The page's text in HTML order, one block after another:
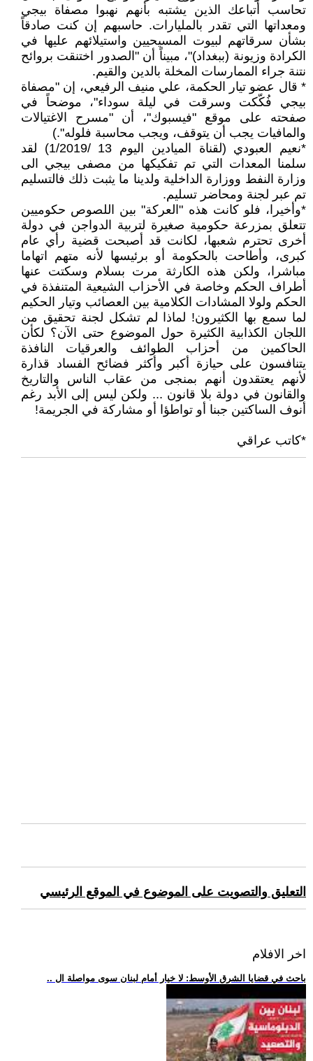
تحاسب أتباعك الذين يشتبه بأنهم نهبوا مصفاة بيجي
ومعداتها التي تقدر بالمليارات. حاسبهم إن كنت صادقاً
بشأن سرقاتهم لبيوت المسيحيين واستيلائهم عليها في
الكرادة وزيونة (ببغداد)"، مبيناً أن "الصدور اختنقت بروائح
نتنة جراء الممارسات المخلة بالدين والقيم.
* قال عضو تيار الحكمة، علي منيف الرفيعي، إن "مصفاة
بيجي فُكّكت وسرقت في ليلة سوداء"، موضحاً في
صفحته على موقع "فيسبوك"، أن "مسرح الاغتيالات
والمافيات يجب أن يتوقف، ويجب محاسبة فلوله".)
*نعيم العبودي (لقناة الميادين اليوم 13 /1/2019) لقد
سلمنا المعدات التي تم تفكيكها من مصفى بيجي الى
وزارة النفط ووزارة الداخلية ولدينا ما يثبت ذلك فالتسليم
تم عبر لجنة ومحاضر تسليم.
*وأخيرا، فلو كانت هذه "العركة" بين اللصوص حكوميين
تتعلق بمزرعة حكومية صغيرة لتربية الدواجن في دولة
أخرى تحترم شعبها، لكانت قد أصبحت قضية رأي عام
كبرى، وأطاحت بالحكومة أو برئيسها لأنه متهم اتهاما
مباشرا، ولكن هذه الكارثة مرت بسلام وسكتت عنها
أطراف الحكم وخاصة في الأحزاب الشيعية المتنفذة في
الحكم ولولا المشادات الكلامية بين العصائب وتيار الحكيم
لما سمع بها الكثيرون! لماذا لم تشكل لجنة تحقيق من
اللجان الكذابية الكثيرة حول الموضوع حتى الآن؟ لكأن
الحاكمين من أحزاب الطوائف والعرقيات النافذة
يتنافسون على حيازة أكبر وأكثر فضائح الفساد قذارة
لأنهم يعتقدون أنهم بمنجى من عقاب الناس والتاريخ
والقانون في دولة بلا قانون ... ولكن ليس إلى الأبد رغم
أنوف الساكتين جبنا أو تواطؤا أو مشاركة في الجريمة!
*كاتب عراقي
التعليق والتصويت على الموضوع في الموقع الرئيسي
اخر الافلام
.. باحث في قضايا الشرق الأوسط: لا خيار أمام لبنان سوى مواصلة ال